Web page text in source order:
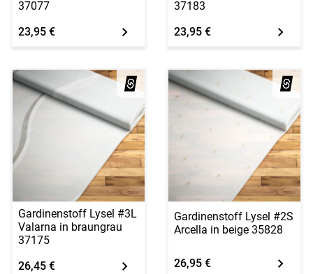
37077
23,95 €
37183
23,95 €
Gardinenstoff Lysel #3L
Valarna in braungrau
37175
26,45 €
Gardinenstoff Lysel #2S
Arcella in beige 35828
26,95 €